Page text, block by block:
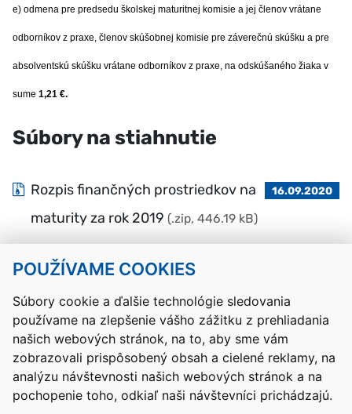
POUŽÍVAME COOKIES
Súbory cookie a ďalšie technológie sledovania
používame na zlepšenie vášho zážitku z prehliadania
našich webových stránok, na to, aby sme vám
zobrazovali prispôsobený obsah a cielené reklamy, na
analýzu návštevnosti našich webových stránok a na
pochopenie toho, odkiaľ naši návštevníci prichádzajú.
e) odmena pre predsedu školskej maturitnej komisie a jej členov vrátane
odborníkov z praxe, členov skúšobnej komisie pre záverečnú skúšku a pre
absolventskú skúšku vrátane odborníkov z praxe, na odskúšaného žiaka v
sume 1,21 €.
Súbory na stiahnutie
Rozpis finančných prostriedkov na
maturity za rok 2019 (.zip, 446.19 kB)
16.09.2020
Kontakty Mapa stránky RSS
Vyhlásenie o prístupnosti
Nastavenia cookies
Prevádzkovateľom služby je Ministerstvo školstva, výskumu,
vývoja a mládeže Slovenskej republiky.